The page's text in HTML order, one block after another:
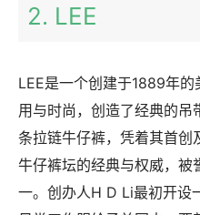
2. LEE
LEE是一个创建于1889年
用与时尚，创造了经典的
条拉链牛仔裤，凭着其首创
牛仔裤坛的经典与权威，被
一。创办人H D Li最初开设